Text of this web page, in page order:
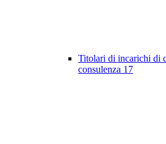
Titolari di incarichi di
consulenza 17